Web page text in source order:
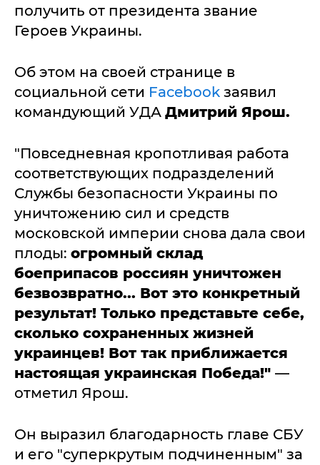
получить от президента звание
Героев Украины.
Об этом на своей странице в
социальной сети Facebook заявил
командующий УДА Дмитрий Ярош.
"Повседневная кропотливая работа
соответствующих подразделений
Службы безопасности Украины по
уничтожению сил и средств
московской империи снова дала свои
плоды: огромный склад
боеприпасов россиян уничтожен
безвозвратно... Вот это конкретный
результат! Только представьте себе,
сколько сохраненных жизней
украинцев! Вот так приближается
настоящая украинская Победа!" —
отметил Ярош.
Он выразил благодарность главе СБУ
и его "суперкрутым подчиненным" за